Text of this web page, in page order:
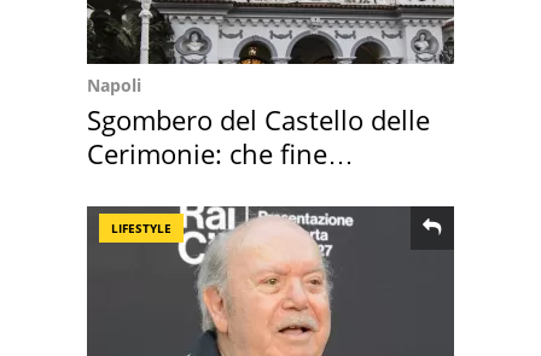
Napoli
Sgombero del Castello delle
Cerimonie: che fine
LIFESTYLE